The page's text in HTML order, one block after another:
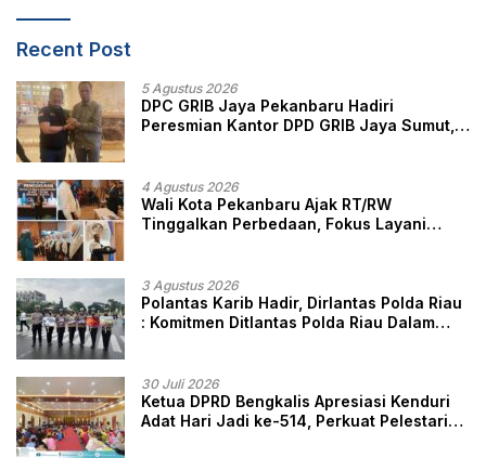
Recent Post
5 Agustus 2026
DPC GRIB Jaya Pekanbaru Hadiri
Peresmian Kantor DPD GRIB Jaya Sumut,
4 Agustus 2026
Wali Kota Pekanbaru Ajak RT/RW
Tinggalkan Perbedaan, Fokus Layani
3 Agustus 2026
Polantas Karib Hadir, Dirlantas Polda Riau
: Komitmen Ditlantas Polda Riau Dalam
30 Juli 2026
Ketua DPRD Bengkalis Apresiasi Kenduri
Adat Hari Jadi ke-514, Perkuat Pelestarian